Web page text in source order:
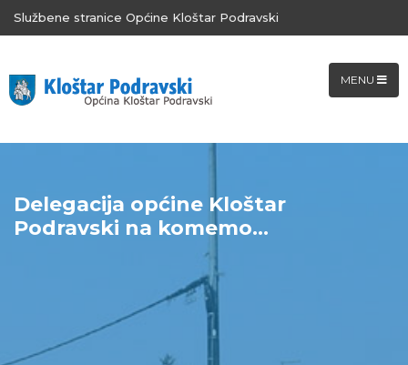
Službene stranice Općine Kloštar Podravski
MENU
Delegacija općine Kloštar
Podravski na komemo...